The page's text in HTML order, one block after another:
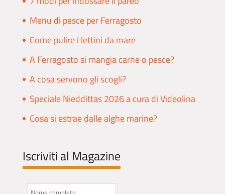
Menu di pesce per Ferragosto
Come pulire i lettini da mare
A Ferragosto si mangia carne o pesce?
A cosa servono gli scogli?
Speciale Nieddittas 2026 a cura di Videolina
Cosa si estrae dalle alghe marine?
Iscriviti al Magazine